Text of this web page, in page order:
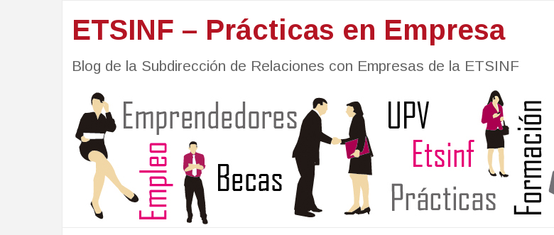
ETSINF – Prácticas en Empresa
Blog de la Subdirección de Relaciones con Empresas de la ETSINF